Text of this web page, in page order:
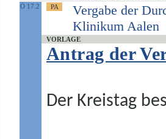
Ö 17.2
Vergabe der
Klinikum Aalen
VORLAGE
Antrag der
Der Kreistag